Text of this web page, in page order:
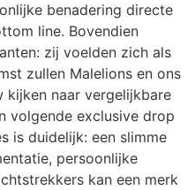
benadering directe
line. Bovendien
zij voelden zich als
zullen Malelions en ons
kijken naar vergelijkbare
volgende exclusive drop
is duidelijk: een slimme
persoonlijke
kan een merk